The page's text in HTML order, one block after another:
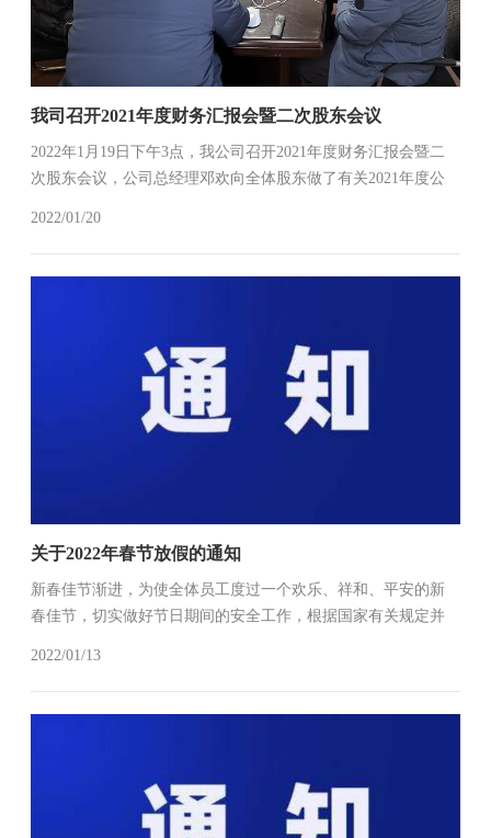
我司召开2021年度财务汇报会暨二次股东会议
2022年1月19日下午3点，我公司召开2021年度财务汇报会暨二
次股东会议，公司总经理邓欢向全体股东做了有关2021年度公
2022/01/20
关于2022年春节放假的通知
新春佳节渐进，为使全体员工度过一个欢乐、祥和、平安的新
春佳节，切实做好节日期间的安全工作，根据国家有关规定并
月7日，...
2022/01/13